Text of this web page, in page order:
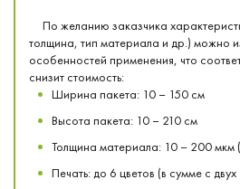
По желанию заказчика
толщина, тип материала и др.) можно
особенностей применения, что
снизит стоимость:
Ширина пакета: 10 – 150 см
Высота пакета: 10 – 210 см
Толщина материала: 10 – 200 мкм
Печать: до 6 цветов (в сумме с